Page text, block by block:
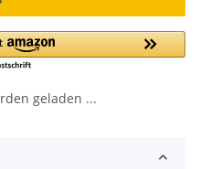
geladen ...